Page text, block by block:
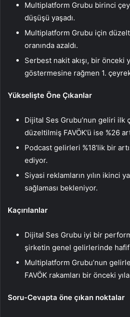
Multiplatform Grubu birinci
düşüşü yaşadı.
Multiplatform Grubu için
oranında azaldı.
Serbest nakit akışı, bir önceki
göstermesine rağmen 1.
Yükselişte Öne Çıkanlar
Dijital Ses Grubu’nun geliri ilk
düzeltilmiş FAVÖK’ü ise %26
Podcast gelirleri %18’lik bir
ediyor.
Siyasi reklamların yılın ikinci
sağlaması bekleniyor.
Kaçırılanlar
Dijital Ses Grubu iyi bir
şirketin genel gelirlerinde hafif
Multiplatform Grubu’nun
FAVÖK rakamları bir önceki
Soru-Cevapta öne çıkan noktalar